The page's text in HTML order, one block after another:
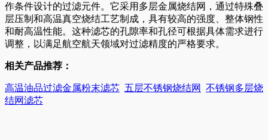
作条件设计的过滤元件。它采用多层金属烧结网，通过特殊叠
层压制和高温真空烧结工艺制成，具有较高的强度、整体钢性
和耐高温性能。这种滤芯的孔隙率和孔径可根据具体需求进行
调整，以满足航空航天领域对过滤精度的严格要求。
相关产品推荐：
高温油品过滤金属粉末滤芯 五层不锈钢烧结网
不锈钢多层烧
结网滤芯